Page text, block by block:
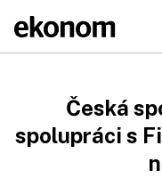
Česká
spolupráci s